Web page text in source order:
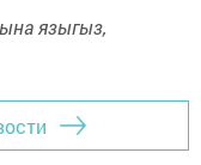
языгыз,